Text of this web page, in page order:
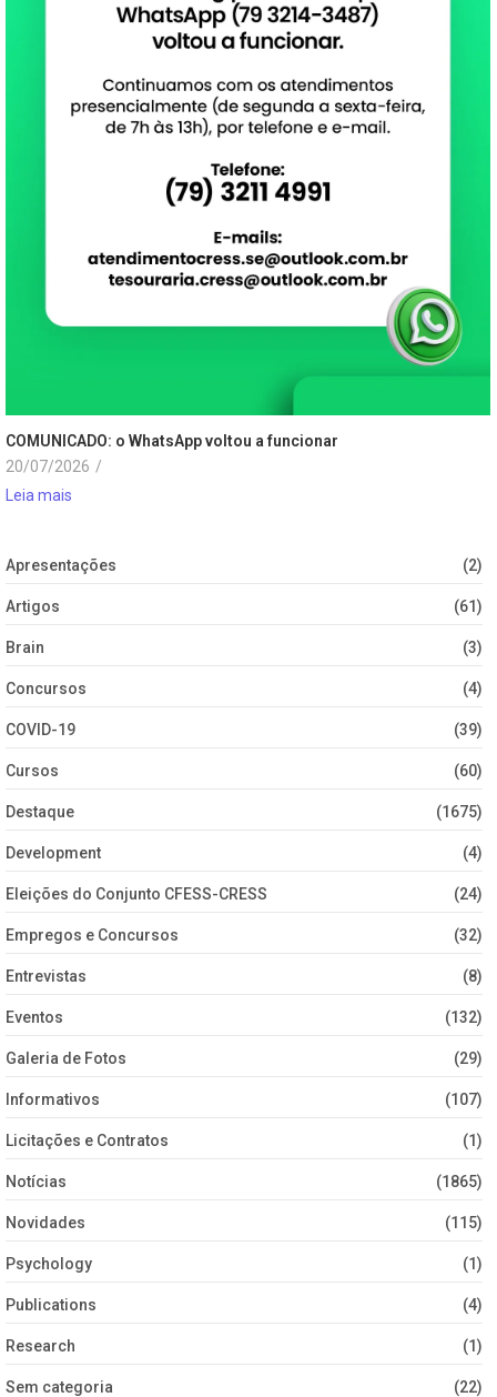
COMUNICADO: o WhatsApp voltou a funcionar
20/07/2026 /
Leia mais
Apresentações (2)
Artigos (61)
Brain (3)
Concursos (4)
COVID-19 (39)
Cursos (60)
Destaque (1675)
Development (4)
Eleições do Conjunto CFESS-CRESS (24)
Empregos e Concursos (32)
Entrevistas (8)
Eventos (132)
Galeria de Fotos (29)
Informativos (107)
Licitações e Contratos (1)
Notícias (1865)
Novidades (115)
Psychology (1)
Publications (4)
Research (1)
Sem categoria (22)